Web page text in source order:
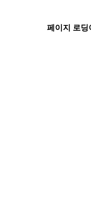
페이지 로딩